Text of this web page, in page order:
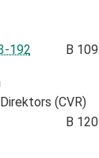
192
B 109
(CVR)
B 120